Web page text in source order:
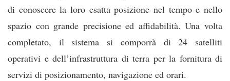
di conoscere la loro esatta posizione nel tempo e nello
spazio con grande precisione ed affidabilità. Una volta
completato, il sistema si comporrà di 24 satelliti
operativi e dell’infrastruttura di terra per la fornitura di
servizi di posizionamento, navigazione ed orari.